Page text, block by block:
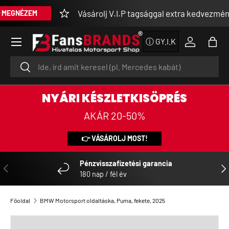
UGRÁS A TARTALOMRAVásárolj V.I.P tagsággal extra kedvezménnyel
Keresés
Keresés
ⓘ GY.I.K
Menü
NYÁRI KÉSZLETKISÖPRÉS
AKÁR 20-50%
👉 VÁSÁROLJ MOST!
ELŐZŐ
Pénzvisszafizetési garancia
180 nap / fél év
Főoldal BMW Motorsport oldaltáska, Puma, fekete, 2025